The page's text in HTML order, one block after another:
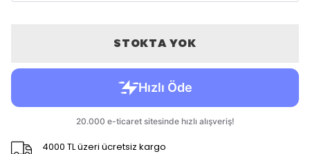
STOKTA YOK
4000 TL üzeri ücretsiz kargo